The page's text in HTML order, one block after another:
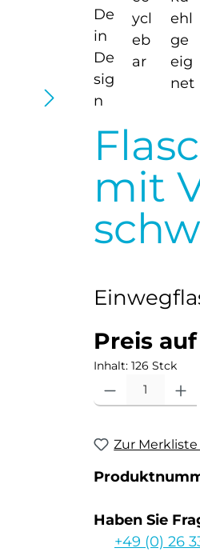
mit
Preis
Inhalt: 126 Stck
Produkt Anzahl: Gib
Zur
Haben Sie
+49 (0) 26